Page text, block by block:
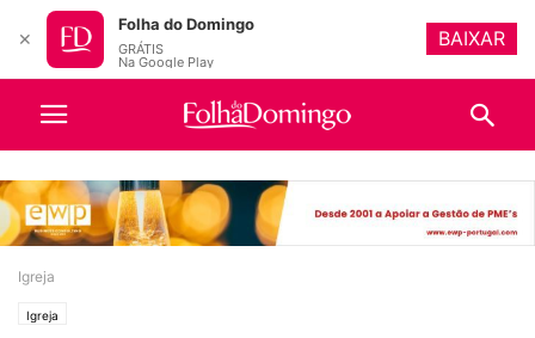
Igreja
Igreja
✕
Folha do Domingo
GRÁTIS
Na Google Play
BAIXAR